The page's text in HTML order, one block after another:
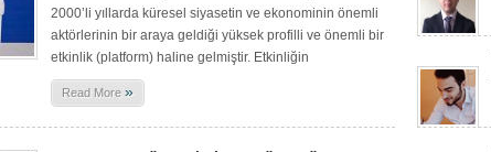
2000’li yıllarda küresel siyasetin ve ekonominin önemli
aktörlerinin bir araya geldiği yüksek profilli ve önemli bir
etkinlik (platform) haline gelmiştir. Etkinliğin
Read More »